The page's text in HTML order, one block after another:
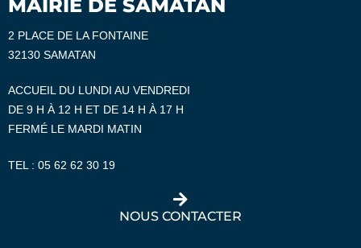
MAIRIE DE SAMATAN
2 PLACE DE LA FONTAINE
32130 SAMATAN
ACCUEIL DU LUNDI AU VENDREDI
DE 9 H À 12 H ET DE 14 H À 17 H
FERMÉ LE MARDI MATIN
TEL : 05 62 62 30 19
NOUS CONTACTER